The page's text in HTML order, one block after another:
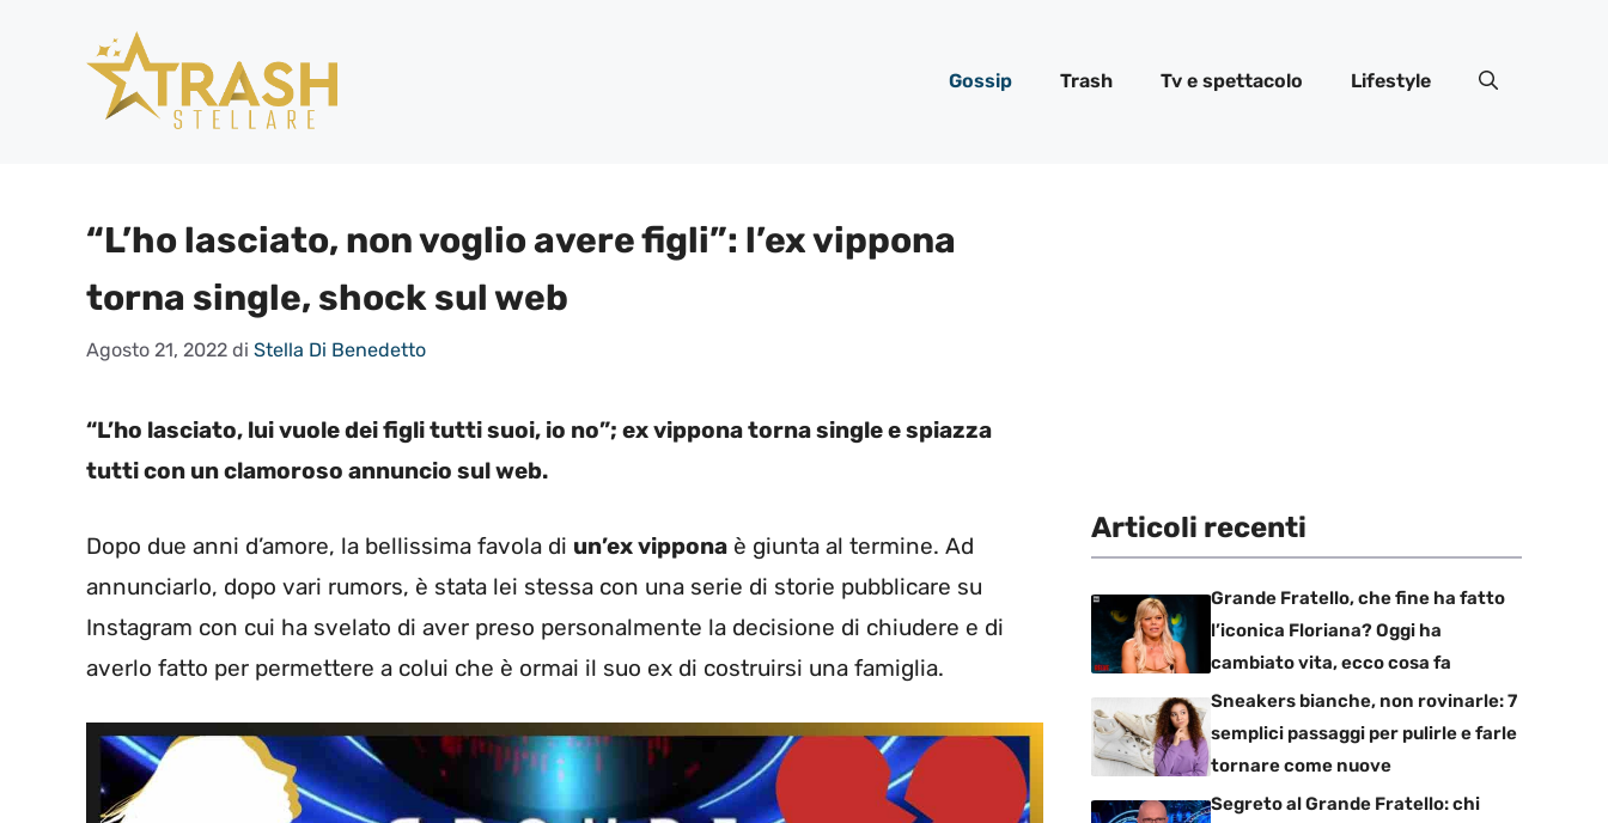
Gossip Trash Tv e spettacolo Lifestyle
“L’ho lasciato, non voglio avere figli”: l’ex vippona
torna single, shock sul web
Agosto 21, 2022 di Stella Di Benedetto
“L’ho lasciato, lui vuole dei figli tutti suoi, io no”; ex vippona torna single e spiazza
tutti con un clamoroso annuncio sul web.
Dopo due anni d’amore, la bellissima favola di un’ex vippona è giunta al termine. Ad
annunciarlo, dopo vari rumors, è stata lei stessa con una serie di storie pubblicare su
Instagram con cui ha svelato di aver preso personalmente la decisione di chiudere e di
averlo fatto per permettere a colui che è ormai il suo ex di costruirsi una famiglia.
Articoli recenti
Grande Fratello, che fine ha fatto
l’iconica Floriana? Oggi ha
cambiato vita, ecco cosa fa
Sneakers bianche, non rovinarle: 7
semplici passaggi per pulirle e farle
tornare come nuove
Segreto al Grande Fratello: chi